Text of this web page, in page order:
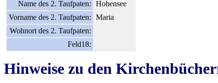
Name des 2. Taufpaten:
Hohensee
Vorname des 2. Taufpaten:
Maria
Wohnort des 2. Taufpaten:
Feld18:
Hinweise zu den